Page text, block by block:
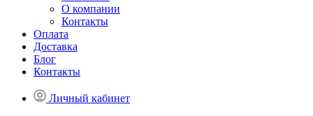
О компании
Контакты
Оплата
Доставка
Блог
Контакты
Личный кабинет